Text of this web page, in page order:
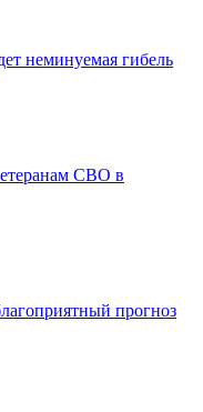
неминуемая гибель
СВО в
прогноз